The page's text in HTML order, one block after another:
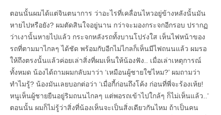
ตอนนั้นผมได้แต่จินตนาการ ว่าอะไรที่เคลื่อนไหวอยู่ข้างหลังนั้นมัน
หายไปหรือยัง? ผมตัดสินใจอยู่นาน กว่าจะมองกระจกอีกรอบ ปรากฏ
ว่าเงานั้นหายไปแล้ว กระจกหลังรถทั้งบานโปร่งใส เห็นไฟหน้าของ
รถที่ตามมาไกลๆ ได้ชัด พร้อมกับอีกไม่ไกลก็เห็นมีไฟถนนแล้ว ผมรอ
ให้ถึงตรงนั้นแล้วค่อยเล่าสิ่งที่ผมเห็นให้น้องฟัง.. เมื่อเล่าเหตุการณ์
ทั้งหมด น้องได้ถามผมกลับมาว่า ‘เหมือนผู้ชายใช่ไหม?’ ผมถามว่า
ทำไมรู้? น้องมันเลยบอกต่อว่า ‘เมื่อกี้ก่อนถึงโค้ง ก่อนที่พี่จะร้องเห้ย!
หนูเห็นผู้ชายยืนอยู่ริมถนนไกลๆ แต่พอรถเข้าไปใกล้ๆ ก็ไม่เห็นแล้ว..’
ตอนนั้น ผมก็ไม่รู้ว่าสิ่งที่น้องเห็นจะเป็นสิ่งเดียวกันไหม ถ้าเป็นคน